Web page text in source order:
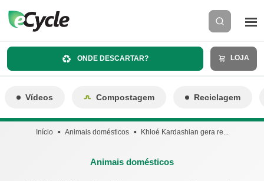
ONDE DESCARTAR? LOJA
Vídeos Compostagem Reciclagem
Início Animais domésticos Khloé Kardashian gera re...
Animais domésticos